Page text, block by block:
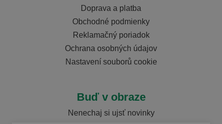
Doprava a platba
Obchodné podmienky
Reklamačný poriadok
Ochrana osobných údajov
Nastavení souborů cookie
Buď v obraze
Nenechaj si ujsť novinky